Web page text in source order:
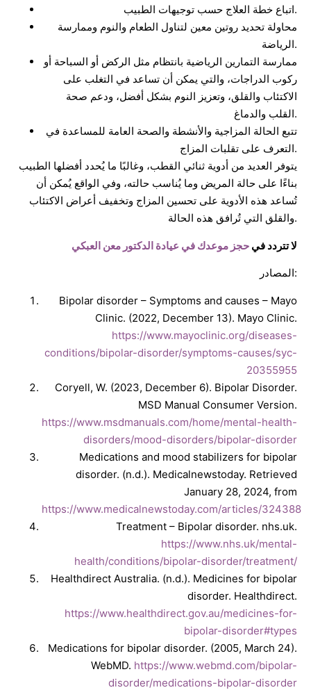
اتباع خطة العلاج حسب توجيهات الطبيب.
محاولة تحديد روتين معين لتناول الطعام والنوم وممارسة
الرياضة.
ممارسة التمارين الرياضية بانتظام مثل الركض أو السباحة أو
ركوب الدراجات، والتي يمكن أن تساعد في التغلب على
الاكتئاب والقلق، وتعزيز النوم بشكل أفضل، ودعم صحة
القلب والدماغ.
تتبع الحالة المزاجية والأنشطة والصحة العامة للمساعدة في
التعرف على تقلبات المزاج.
يتوفر العديد من أدوية ثنائي القطب، وغالبًا ما يُحدد أفضلها الطبيب
بناءًا على حالة المريض وما يُناسب حالته، وفي الواقع يُمكن أن
تُساعد هذه الأدوية على تحسين المزاج وتخفيف أعراض الاكتئاب
والقلق التي تُرافق هذه الحالة.
لا تتردد في حجز موعدك في عيادة الدكتور معن العبكي
المصادر:
Bipolar disorder – Symptoms and causes – Mayo
Clinic. (2022, December 13). Mayo Clinic.
https://www.mayoclinic.org/diseases-
conditions/bipolar-disorder/symptoms-causes/syc-
20355955
Coryell, W. (2023, December 6). Bipolar Disorder.
MSD Manual Consumer Version.
https://www.msdmanuals.com/home/mental-health-
disorders/mood-disorders/bipolar-disorder
Medications and mood stabilizers for bipolar
disorder. (n.d.). Medicalnewstoday. Retrieved
January 28, 2024, from
https://www.medicalnewstoday.com/articles/324388
Treatment – Bipolar disorder. nhs.uk.
https://www.nhs.uk/mental-
health/conditions/bipolar-disorder/treatment/
Healthdirect Australia. (n.d.). Medicines for bipolar
disorder. Healthdirect.
https://www.healthdirect.gov.au/medicines-for-
bipolar-disorder#types
Medications for bipolar disorder. (2005, March 24).
WebMD. https://www.webmd.com/bipolar-
disorder/medications-bipolar-disorder